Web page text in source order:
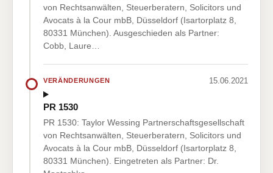
von Rechtsanwälten, Steuerberatern, Solicitors und
Avocats à la Cour mbB, Düsseldorf (Isartorplatz 8,
80331 München). Ausgeschieden als Partner:
Cobb, Laure…
VERÄNDERUNGEN 15.06.2021
PR 1530
PR 1530: Taylor Wessing Partnerschaftsgesellschaft
von Rechtsanwälten, Steuerberatern, Solicitors und
Avocats à la Cour mbB, Düsseldorf (Isartorplatz 8,
80331 München). Eingetreten als Partner: Dr.